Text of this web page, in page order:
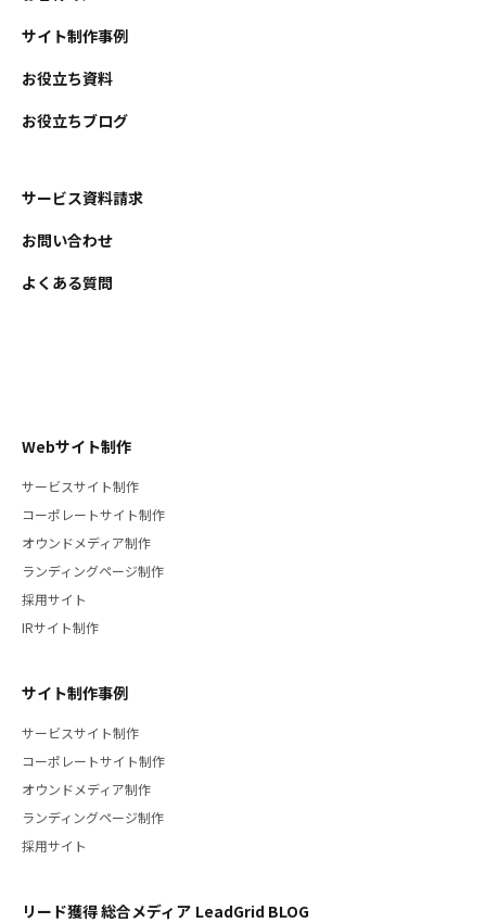
サイト制作事例
お役立ち資料
お役立ちブログ
サービス資料請求
お問い合わせ
よくある質問
Webサイト制作
サービスサイト制作
コーポレートサイト制作
オウンドメディア制作
ランディングページ制作
採用サイト
IRサイト制作
サイト制作事例
サービスサイト制作
コーポレートサイト制作
オウンドメディア制作
ランディングページ制作
採用サイト
リード獲得 総合メディア LeadGrid BLOG